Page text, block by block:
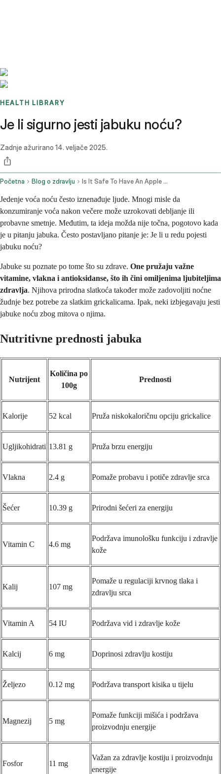
HEALTH LIBRARY
Je li sigurno jesti jabuku noću?
Zadnje ažurirano 14. veljače 2025.
Početna Blog o zdravlju Is It Safe To Have An Apple At Night
Jedenje voća noću često iznenađuje ljude. Mnogi misle da
konzumiranje voća nakon večere može uzrokovati debljanje ili
probavne smetnje. Međutim, ta ideja možda nije točna, pogotovo kada
je u pitanju jabuka. Često postavljano pitanje je: Je li u redu pojesti
jabuku noću?
Jabuke su poznate po tome što su zdrave. One pružaju važne
vitamine, vlakna i antioksidanse, što ih čini omiljenima ljubiteljima
zdravlja. Njihova prirodna slatkoća također može zadovoljiti noćne
žudnje bez potrebe za slatkim grickalicama. Ipak, neki izbjegavaju jesti
jabuke noću zbog mitova o njima.
Nutritivne prednosti jabuka
Nutrijent
Količina po
100g
Prednosti
Kalorije 52 kcal Pruža niskokaloričnu opciju grickalice
Ugljikohidrati 13.81 g Pruža brzu energiju
Vlakna 2.4 g Pomaže probavu i potiče zdravlje srca
Šećer 10.39 g Prirodni šećeri za energiju
Vitamin C 4.6 mg
Podržava imunološku funkciju i zdravlje
kože
Kalij 107 mg
Pomaže u regulaciji krvnog tlaka i
zdravlju srca
Vitamin A 54 IU Podržava vid i zdravlje kože
Kalcij 6 mg Doprinosi zdravlju kostiju
Željezo 0.12 mg Podržava transport kisika u tijelu
Magnezij 5 mg
Pomaže funkciji mišića i podržava
proizvodnju energije
Fosfor 11 mg
Važan za zdravlje kostiju i proizvodnju
energije